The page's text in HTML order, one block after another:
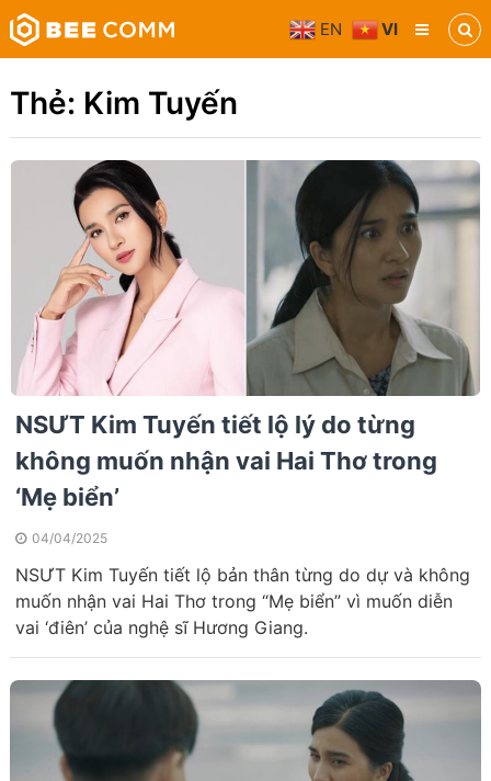
Skip
to
content
Bee
Comm
Truyền
thông
tiện
Thẻ: Kim Tuyến
NSƯT Kim Tuyến tiết lộ lý do từng
không muốn nhận vai Hai Thơ trong
‘Mẹ biển’
04/04/2025
NSƯT Kim Tuyến tiết lộ bản thân từng do dự và không
muốn nhận vai Hai Thơ trong “Mẹ biển” vì muốn diễn
vai ‘điên’ của nghệ sĩ Hương Giang.
EN VI